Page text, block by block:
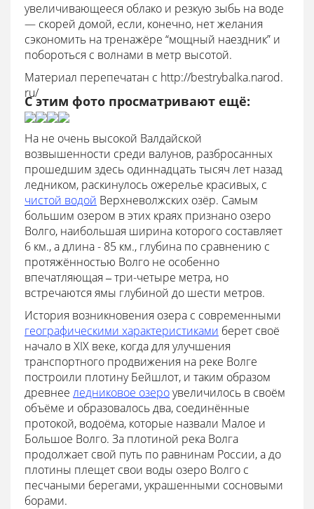
увеличивающееся облако и резкую зыбь на воде
— скорей домой, если, конечно, нет желания
сэкономить на тренажёре “мощный наездник” и
побороться с волнами в метр высотой.
Материал перепечатан с http://bestrybalka.narod.
ru/
С этим фото просматривают ещё:
На не очень высокой Валдайской
возвышенности среди валунов, разбросанных
прошедшим здесь одиннадцать тысяч лет назад
ледником, раскинулось ожерелье красивых, с
чистой водой Верхневолжских озёр. Самым
большим озером в этих краях признано озеро
Волго, наибольшая ширина которого составляет
6 км., а длина - 85 км., глубина по сравнению с
протяжённостью Волго не особенно
впечатляющая ‒ три-четыре метра, но
встречаются ямы глубиной до шести метров.
История возникновения озера с современными
географическими характеристиками берет своё
начало в XIX веке, когда для улучшения
транспортного продвижения на реке Волге
построили плотину Бейшлот, и таким образом
древнее ледниковое озероувеличилось в своём
объёме и образовалось два, соединённые
протокой, водоёма, которые назвали Малое и
Большое Волго. За плотиной река Волга
продолжает свой путь по равнинам России, а до
плотины плещет свои воды озеро Волго с
песчаными берегами, украшенными сосновыми
борами.